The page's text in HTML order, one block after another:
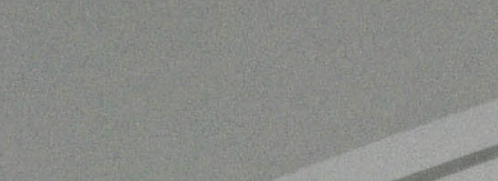
アーカイブの実態
アーカイブ構築の手引き
アーカイブセミナー動画
社員第一世代インタビュー
会員メールマガジン